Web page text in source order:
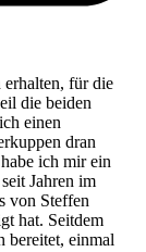
für die
die beiden
einen
dran
ich mir ein
Jahren im
von Steffen
hat. Seitdem
bereitet, einmal